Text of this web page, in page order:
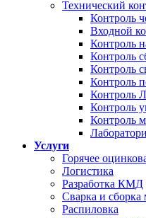
Технический
Контроль
Входной
Контроль
Контроль
Контроль
Контроль
Контроль
Контроль
Контроль
Услуги
Горячее
Логистика
Разработка КМД
Сварка и сборка
Распиловка